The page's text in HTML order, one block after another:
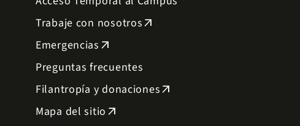
Trabaje con nosotrosarrow_outward
Emergencias arrow_outward
Preguntas frecuentes
Filantropía y donacionesarrow_outward
Mapa del sitio arrow_outward